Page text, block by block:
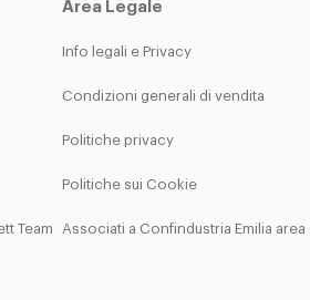
Team
Area Legale
Info legali e Privacy
Condizioni generali di vendita
Politiche privacy
Politiche sui Cookie
Associati a Confindustria Emilia